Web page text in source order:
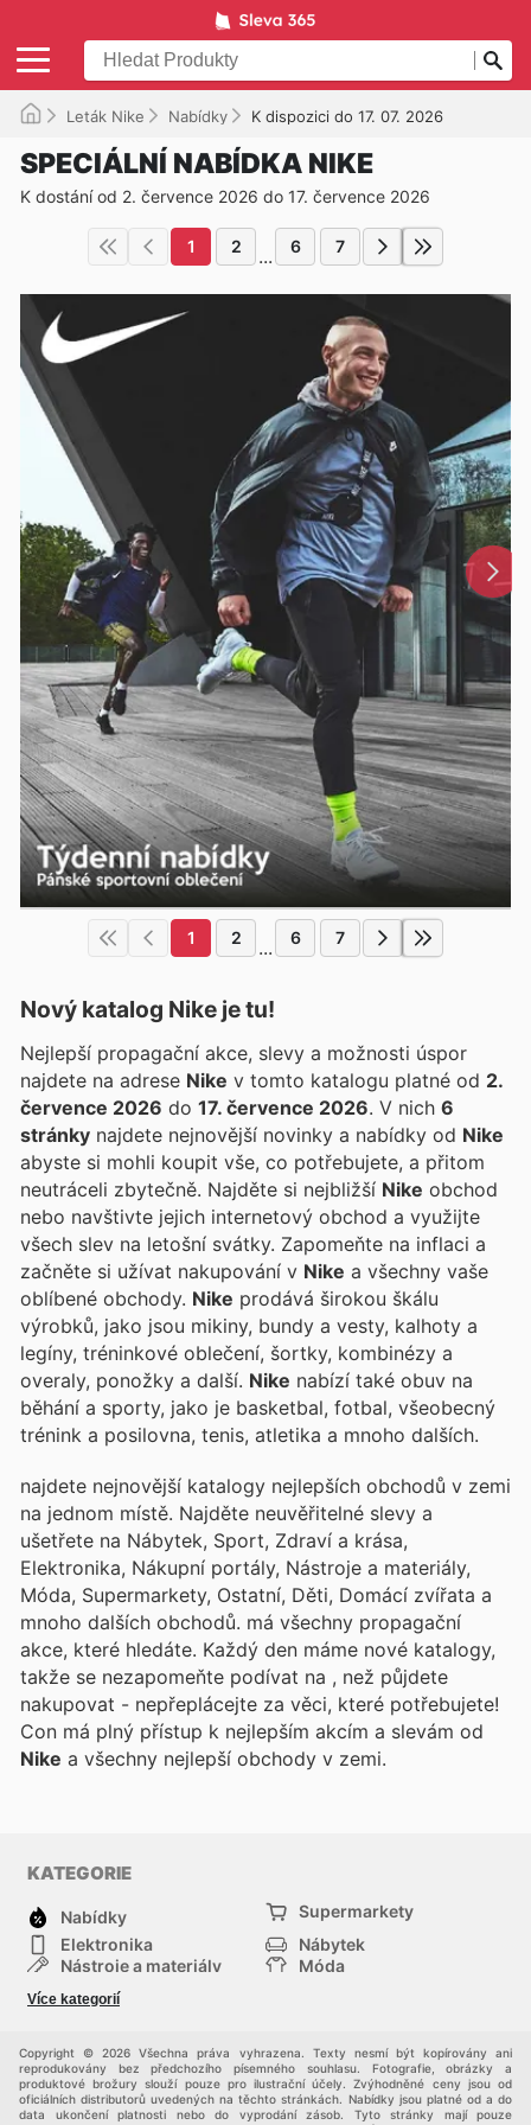
Leták Nike Nabídky K dispozici do 17. 07. 2026
SPECIÁLNÍ NABÍDKA NIKE
K dostání od 2. července 2026 do 17. července 2026
1 2 ... 6 7
1 2 ... 6 7
Nový katalog Nike je tu!
Nejlepší propagační akce, slevy a možnosti úspor
najdete na adrese Nike v tomto katalogu platné od 2.
července 2026 do 17. července 2026 . V nich 6
stránky najdete nejnovější novinky a nabídky od Nike
abyste si mohli koupit vše, co potřebujete, a přitom
neutráceli zbytečně. Najděte si nejbližší Nike obchod
nebo navštivte jejich internetový obchod a využijte
všech slev na letošní svátky. Zapomeňte na inflaci a
začněte si užívat nakupování v Nike a všechny vaše
oblíbené obchody. Nike prodává širokou škálu
výrobků, jako jsou mikiny, bundy a vesty, kalhoty a
legíny, tréninkové oblečení, šortky, kombinézy a
overaly, ponožky a další. Nike nabízí také obuv na
běhání a sporty, jako je basketbal, fotbal, všeobecný
trénink a posilovna, tenis, atletika a mnoho dalších.
najdete nejnovější katalogy nejlepších obchodů v zemi
na jednom místě. Najděte neuvěřitelné slevy a
ušetřete na Nábytek, Sport, Zdraví a krása,
Elektronika, Nákupní portály, Nástroje a materiály,
Móda, Supermarkety, Ostatní, Děti, Domácí zvířata a
mnoho dalších obchodů. má všechny propagační
akce, které hledáte. Každý den máme nové katalogy,
takže se nezapomeňte podívat na , než půjdete
nakupovat - nepřeplácejte za věci, které potřebujete!
Con má plný přístup k nejlepším akcím a slevám od
Nike a všechny nejlepší obchody v zemi.
KATEGORIE
Nabídky
Supermarkety
Elektronika
Nábytek
Nástroje a materiály
Móda
Děti
Více kategorií
Copyright © 2026 Všechna práva vyhrazena. Texty nesmí být kopírovány ani
reprodukovány bez předchozího písemného souhlasu. Fotografie, obrázky a
produktové brožury slouží pouze pro ilustrační účely. Zvýhodněné ceny jsou od
oficiálních distributorů uvedených na těchto stránkách. Nabídky jsou platné od a do
data ukončení platnosti nebo do vyprodání zásob. Tyto stránky mají pouze